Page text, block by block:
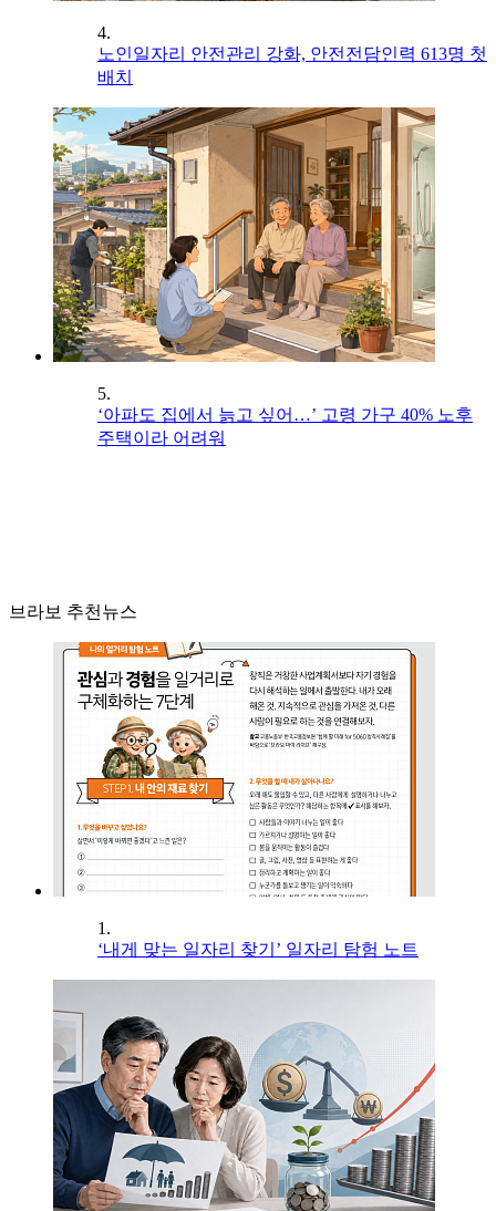
4.
노인일자리 안전관리 강화, 안전전담인력 613명 첫
배치
5.
‘아파도 집에서 늙고 싶어…’ 고령 가구 40% 노후
주택이라 어려워
브라보 추천뉴스
1.
‘내게 맞는 일자리 찾기’ 일자리 탐험 노트